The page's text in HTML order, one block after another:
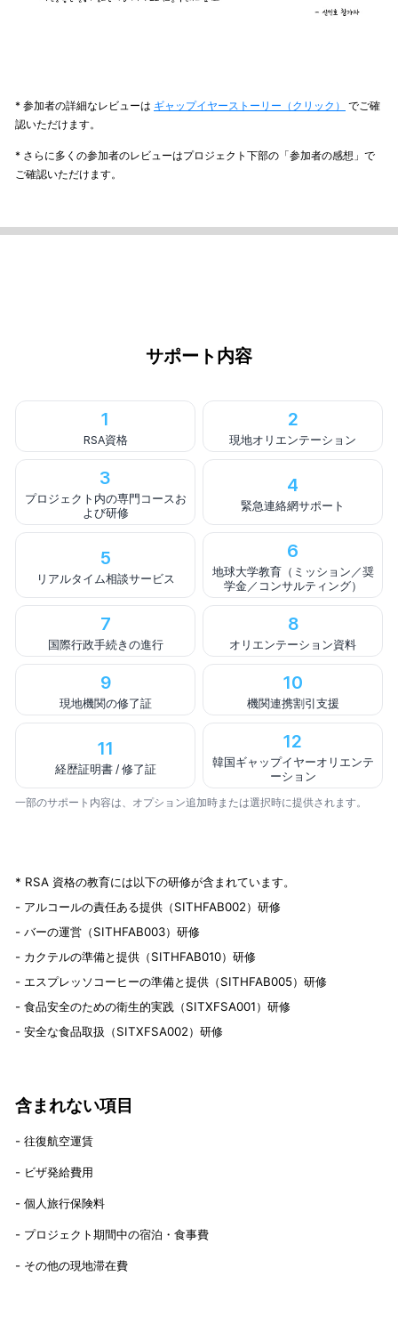
* 参加者の詳細なレビューは ギャップイヤーストーリー（クリック）
でご確
認いただけます。
* さらに多くの参加者のレビューはプロジェクト下部の「参加者の感想」で
ご確認いただけます。
サポート内容
1
RSA資格
2
現地オリエンテーション
3
プロジェクト内の専門コースお
よび研修
4
緊急連絡網サポート
5
リアルタイム相談サービス
6
地球大学教育（ミッション／奨
学金／コンサルティング）
7
国際行政手続きの進行
8
オリエンテーション資料
9
現地機関の修了証
10
機関連携割引支援
11
経歴証明書 / 修了証
12
韓国ギャップイヤーオリエンテ
ーション
一部のサポート内容は、オプション追加時または選択時に提供されます。
* RSA 資格の教育には以下の研修が含まれています。
- アルコールの責任ある提供（SITHFAB002）研修
- バーの運営（SITHFAB003）研修
- カクテルの準備と提供（SITHFAB010）研修
- エスプレッソコーヒーの準備と提供（SITHFAB005）研修
- 食品安全のための衛生的実践（SITXFSA001）研修
- 安全な食品取扱（SITXFSA002）研修
含まれない項目
- 往復航空運賃
- ビザ発給費用
- 個人旅行保険料
- プロジェクト期間中の宿泊・食事費
- その他の現地滞在費